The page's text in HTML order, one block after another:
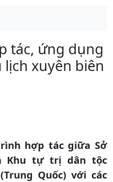
tác, ứng dụng
xuyên biên
hợp tác giữa Sở
Khu tự trị dân tộc
Quốc) với các